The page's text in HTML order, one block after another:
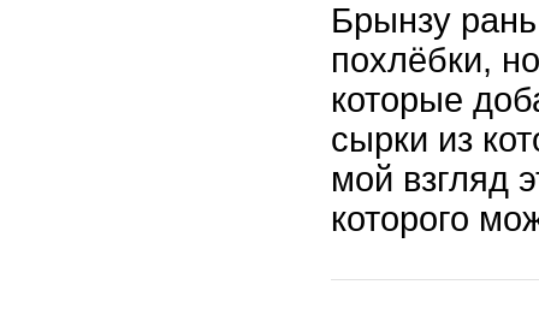
Брынзу
похлёбки,
которые
сырки из
мой взгляд
которого